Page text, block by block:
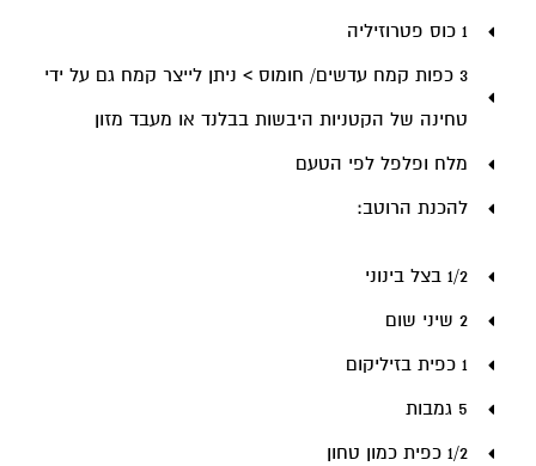
1 כוס פטרוזיליה
3 כפות קמח עדשים/ חומוס > ניתן לייצר קמח גם על ידי
טחינה של הקטניות היבשות בבלנד או מעבד מזון
מלח ופלפל לפי הטעם
להכנת הרוטב:
1/2 בצל בינוני
2 שיני שום
1 כפית בזיליקום
5 גמבות
1/2 כפית כמון טחון